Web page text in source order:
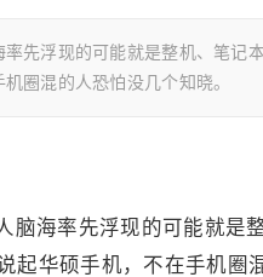
先浮现的可能就是整机、笔记
圈混的人恐怕没几个知晓。
脑海率先浮现的可能就是
起华硕手机，不在手机圈